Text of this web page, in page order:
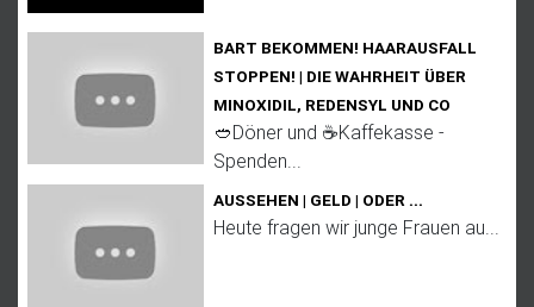
BART BEKOMMEN! HAARAUSFALL
STOPPEN! | DIE WAHRHEIT ÜBER
MINOXIDIL, REDENSYL UND CO
🥙Döner und ☕Kaffekasse -
Spenden...
AUSSEHEN | GELD | ODER ...
Heute fragen wir junge Frauen au...